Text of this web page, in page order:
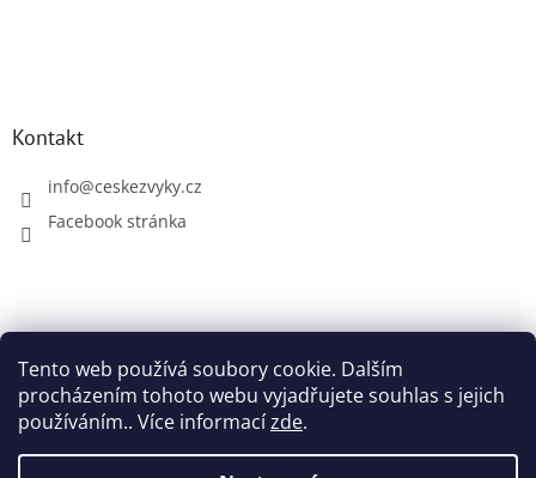
Tento web používá soubory cookie. Dalším
procházením tohoto webu vyjadřujete souhlas s jejich
používáním.. Více informacízde.
Kontakt
info@ceskezvyky.cz
Facebook stránka